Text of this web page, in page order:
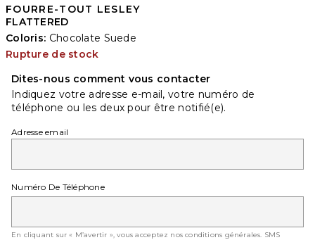
FOURRE-TOUT LESLEY
FLATTERED
Coloris: Chocolate Suede
Rupture de stock
Dites-nous comment vous contacter
Indiquez votre adresse e-mail, votre numéro de
téléphone ou les deux pour être notifié(e).
Adresse email
Numéro De Téléphone
En cliquant sur « M’avertir », vous acceptez nos conditions générales. SMS